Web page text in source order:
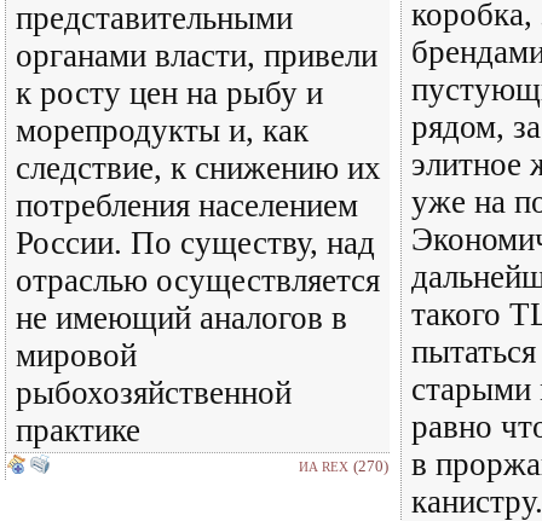
представительными
органами власти, привели
к росту цен на рыбу и
морепродукты и, как
следствие, к снижению их
потребления населением
России. По существу, над
отраслью осуществляется
не имеющий аналогов в
мировой
рыбохозяйственной
практике
ИА REX (270)
коробка,
рядом,
элитное
уже на
такого
старыми
равно
в
канистру.